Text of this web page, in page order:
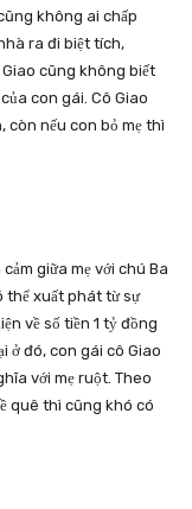
không ai chấp
ra đi biệt tích,
cũng không biết
con gái. Cô Giao
còn nếu con bỏ mẹ thì
giữa mẹ với chú Ba
thể xuất phát từ sự
về số tiền 1 tỷ đồng
ở đó, con gái cô Giao
với mẹ ruột. Theo
quê thì cũng khó có